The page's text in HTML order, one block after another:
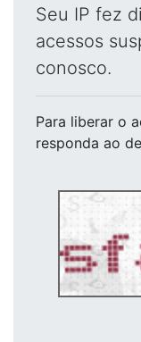
Seu IP fez
acessos
conosco.
Para liberar o
responda ao